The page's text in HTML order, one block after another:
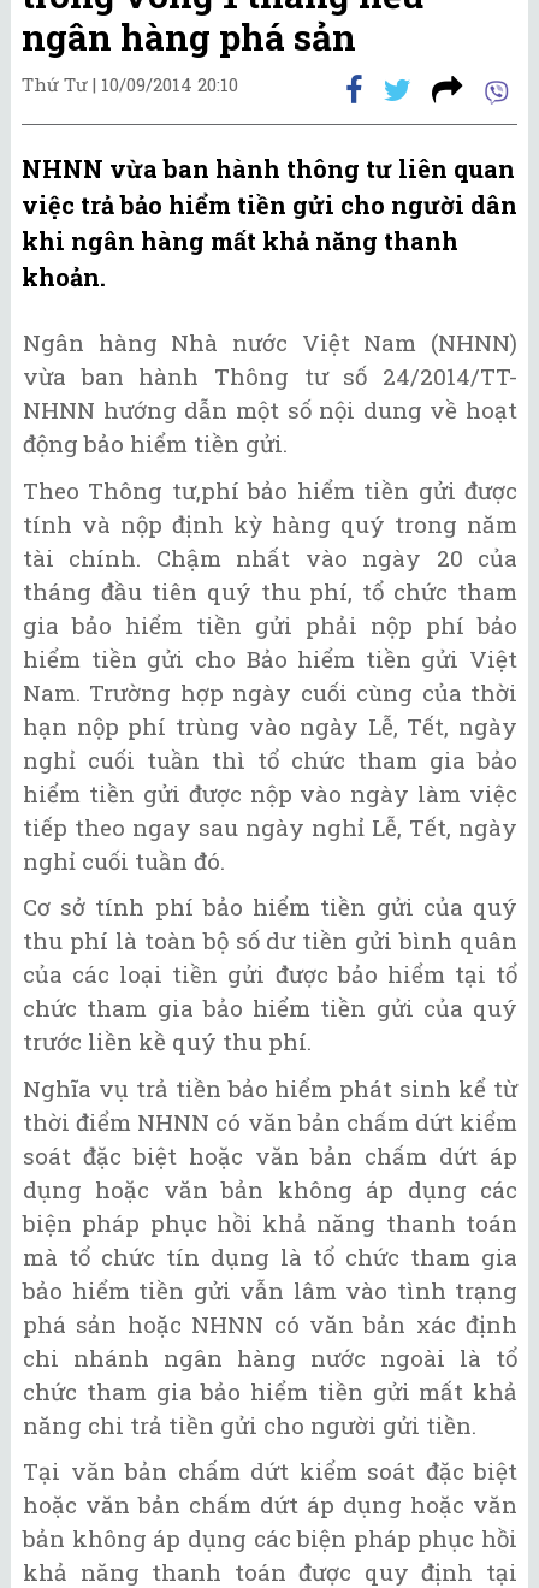
ngân hàng phá sản
Thứ Tư | 10/09/2014 20:10
NHNN vừa ban hành thông tư liên quan
việc trả bảo hiểm tiền gửi cho người dân
khi ngân hàng mất khả năng thanh
khoản.
Ngân hàng Nhà nước Việt Nam (NHNN)
vừa ban hành Thông tư số 24/2014/TT-
NHNN hướng dẫn một số nội dung về hoạt
động bảo hiểm tiền gửi.
Theo Thông tư,phí bảo hiểm tiền gửi được
tính và nộp định kỳ hàng quý trong năm
tài chính. Chậm nhất vào ngày 20 của
tháng đầu tiên quý thu phí, tổ chức tham
gia bảo hiểm tiền gửi phải nộp phí bảo
hiểm tiền gửi cho Bảo hiểm tiền gửi Việt
Nam. Trường hợp ngày cuối cùng của thời
hạn nộp phí trùng vào ngày Lễ, Tết, ngày
nghỉ cuối tuần thì tổ chức tham gia bảo
hiểm tiền gửi được nộp vào ngày làm việc
tiếp theo ngay sau ngày nghỉ Lễ, Tết, ngày
nghỉ cuối tuần đó.
Cơ sở tính phí bảo hiểm tiền gửi của quý
thu phí là toàn bộ số dư tiền gửi bình quân
của các loại tiền gửi được bảo hiểm tại tổ
chức tham gia bảo hiểm tiền gửi của quý
trước liền kề quý thu phí.
Nghĩa vụ trả tiền bảo hiểm phát sinh kể từ
thời điểm NHNN có văn bản chấm dứt kiểm
soát đặc biệt hoặc văn bản chấm dứt áp
dụng hoặc văn bản không áp dụng các
biện pháp phục hồi khả năng thanh toán
mà tổ chức tín dụng là tổ chức tham gia
bảo hiểm tiền gửi vẫn lâm vào tình trạng
phá sản hoặc NHNN có văn bản xác định
chi nhánh ngân hàng nước ngoài là tổ
chức tham gia bảo hiểm tiền gửi mất khả
năng chi trả tiền gửi cho người gửi tiền.
Tại văn bản chấm dứt kiểm soát đặc biệt
hoặc văn bản chấm dứt áp dụng hoặc văn
bản không áp dụng các biện pháp phục hồi
khả năng thanh toán được quy định tại